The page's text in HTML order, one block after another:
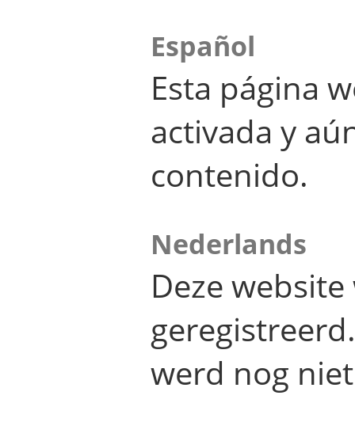
Español
Esta página
activada y
contenido.
Nederlands
Deze
werd nog